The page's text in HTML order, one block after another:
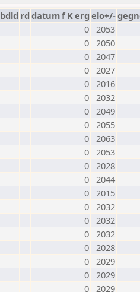
bdld rd datumf Kerg elo+/-
0 2053
0 2050
0 2047
0 2027
0 2016
0 2032
0 2049
0 2055
0 2063
0 2053
0 2028
0 2044
0 2015
0 2032
0 2032
0 2032
0 2028
0 2029
0 2029
0 2029